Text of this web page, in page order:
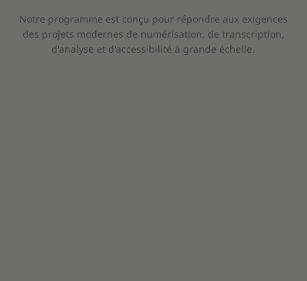
Notre programme est conçu pour répondre aux exigences
des projets modernes de numérisation, de transcription,
d'analyse et d'accessibilité à grande échelle.